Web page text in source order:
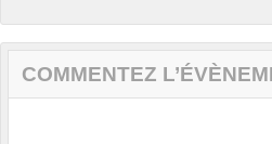
COMMENTEZ